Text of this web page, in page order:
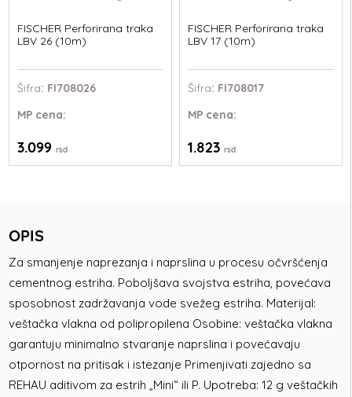
FISCHER Perforirana traka
LBV 26 (10m)
Šifra: FI708026
MP cena:
3.099rsd
FISCHER Perforirana traka
LBV 17 (10m)
Šifra: FI708017
MPcena:
1.823 rsd
OPIS
Za smanjenje naprezanja i naprslina u procesu očvršćenja
cementnog estriha. Poboljšava svojstva estriha, povećava
sposobnost zadržavanja vode svežeg estriha. Materijal:
veštačka vlakna od polipropilena Osobine: veštačka vlakna
garantuju minimalno stvaranje naprslina i povećavaju
otpornost na pritisak i istezanje Primenjivati zajedno sa
REHAU aditivom za estrih „Mini“ ili P. Upotreba: 12 g veštačkih